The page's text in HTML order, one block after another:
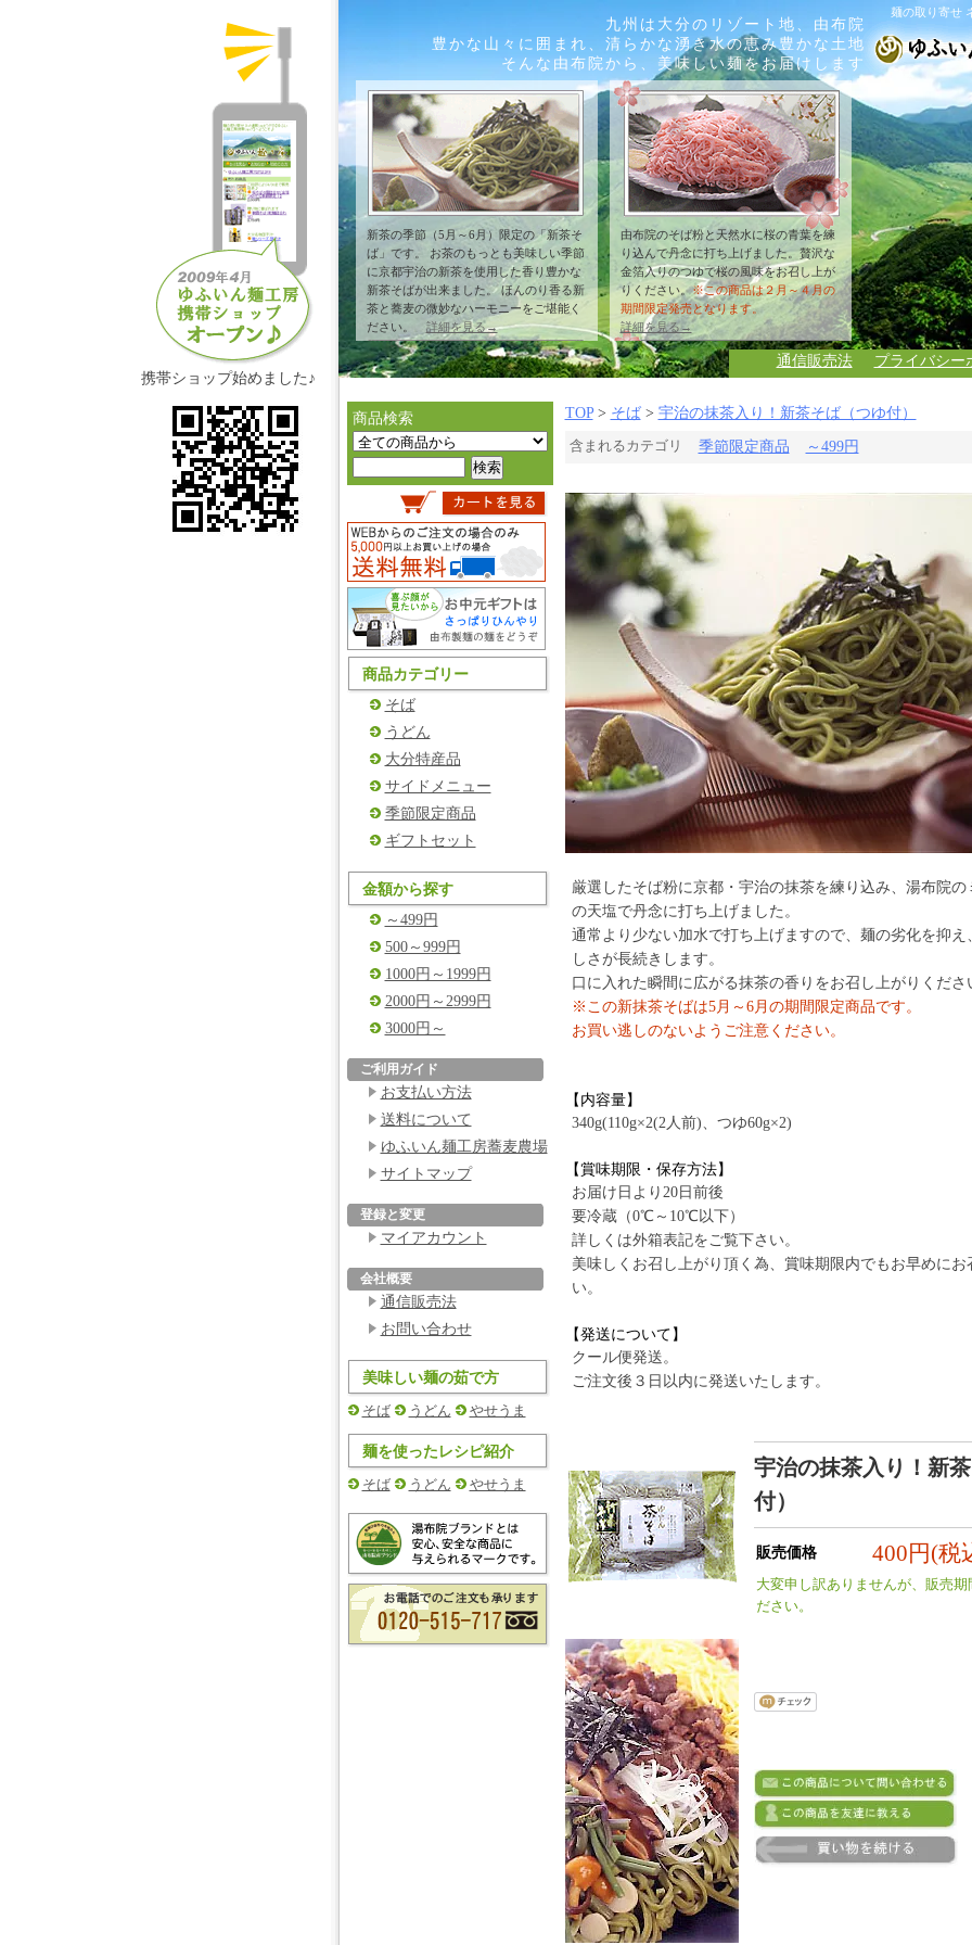
九州は大分のリゾート地、由布院
豊かな山々に囲まれ、清らかな湧き水の恵み豊かな土地
そんな由布院から、美味しい麺をお届けします
麺の取り寄せ
新茶の季節（5月～6月）限定の「新茶そ
ば」です。 お茶のもっとも美味しい季節
に京都宇治の新茶を使用した香り豊かな
新茶そばが出来ました。 ほんのり香る新
茶と蕎麦の微妙なハーモニーをご堪能く
ださい。 詳細を見る→
由布院のそば粉と天然水に桜の青葉を練
り込んで丹念に打ち上げました。贅沢な
金箔入りのつゆで桜の風味をお召し上が
りください。※この商品は２月～４月の
期間限定発売となります。
詳細を見る→
プライバシー
通信販売法
TOP> そば> 宇治の抹茶入り！新茶そば（つゆ付）
含まれるカテゴリ 季節限定商品 ～499円
厳選したそば粉に京都・宇治の抹茶を練り込み、湯布院の
の天塩で丹念に打ち上げました。
通常より少ない加水で打ち上げますので、麺の劣化を抑え
しさが長続きします。
口に入れた瞬間に広がる抹茶の香りをお召し上がりくださ
※この新抹茶そばは5月～6月の期間限定商品です。
お買い逃しのないようご注意ください。
【内容量】
340g(110g×2(2人前)、つゆ60g×2)
【賞味期限・保存方法】
お届け日より20日前後
要冷蔵（0℃～10℃以下）
詳しくは外箱表記をご覧下さい。
美味しくお召し上がり頂く為、賞味期限内でもお早めにお
い。
【発送について】
クール便発送。
ご注文後３日以内に発送いたします。
宇治の抹茶入り！新
付）
販売価格 400円(税
大変申し訳ありませんが、販売期
ださい。
商品検索
商品カテゴリー
そば
うどん
大分特産品
サイドメニュー
季節限定商品
ギフトセット
金額から探す
～499円
500～999円
1000円～1999円
2000円～2999円
3000円～
ご利用ガイド
お支払い方法
送料について
ゆふいん麺工房蕎麦農場
サイトマップ
登録と変更
マイアカウント
会社概要
通信販売法
お問い合わせ
美味しい麺の茹で方
そば うどん やせうま
麺を使ったレシピ紹介
そば うどん やせうま
携帯ショップ始めました♪